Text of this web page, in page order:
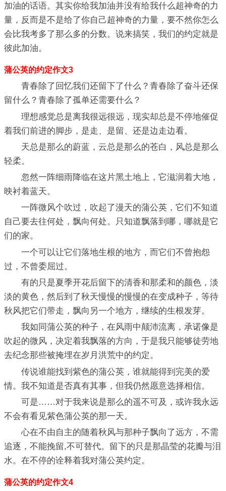
加油的话语。其实你给我加油并没有给我什么超神奇的力
量，反而是不是给了你自己超神奇的力量，要不然你怎么
会比我考多了那么多的分数。说来搞笑，我们的约定就是
彼此加油。
蒲公英的约定作文3
青春除了回忆我们还留下了什么？青春除了奋斗还保
留什么？青春除了孤单还需要什么？
理想感觉总是离我很远很远，现实却总是不停地催促
着我们前进的脚步，是走、是留、还是边走边看。
天总是那么的蔚蓝，云总是那么的苍白，风总是那么
轻柔。
忽然一阵细雨降临在这片黑土地上，它滋润着大地，
映衬着蓝天。
一阵微风个吹过，吹起了漫天的蒲公英，它们不知道
自己要去往何处，飘向何处。只知道飘落到哪，哪就是它
们的家。
一个可以让它们落地生根的地方，而它们不曾抱怨
过，不曾委屈过。
有的只是夏季开花后留下的清香和那柔和的颜色，淡
淡的黄色，然后到了秋天慢慢的慢慢的在变成种子，等待
秋风把它们带走，飘向另一个地方，继续的生根发芽。
我如同蒲公英的种子，在风雨中颠沛流离，承诺像是
吹起的微风，决定着我飘落的方向，于是我只能够徒劳地
去纪念那些被掩埋在岁月洪荒中的约定。
传说谁能找到紫色的蒲公英，谁就能得到完美的爱
情。我不知道是否真有其事，但我仍然愿意选择相信。
可是……对于我来说是那么的遥不可及，或许我永远
不会有看见紫色蒲公英的那一天。
心在不由自主的随着秋风与那种子飘向了远方，不需
追逐，不能挽留,不可替代。留下的只是那晶莹的花瓣与泪
水。在不停的诠释着我对蒲公英约定。
蒲公英的约定作文4